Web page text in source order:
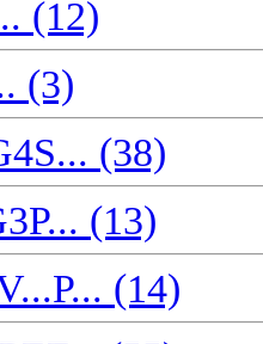
(12)
(3)
(38)
(13)
(14)